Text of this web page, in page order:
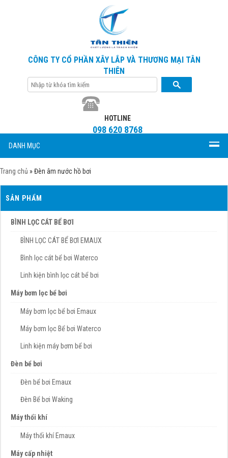
CÔNG TY CỔ PHẦN XÂY LẮP VÀ THƯƠNG MẠI TÂN
THIÊN
HOTLINE
098 620 8768
DANH MỤC
Trang chủ »Đèn âm nước hồ bơi
SẢN PHẨM
BÌNH LỌC CÁT BỂ BƠI
BÌNH LỌC CÁT BỂ BƠI EMAUX
Bình lọc cát bể bơi Waterco
Linh kiện bình lọc cát bể bơi
Máy bơm lọc bể bơi
Máy bơm lọc bể bơi Emaux
Máy bơm lọc Bể bơi Waterco
Linh kiện máy bơm bể bơi
Đèn bể bơi
Đèn bể bơi Emaux
Đèn Bể bơi Waking
Máy thổi khí
Máy thổi khí Emaux
Máy cấp nhiệt